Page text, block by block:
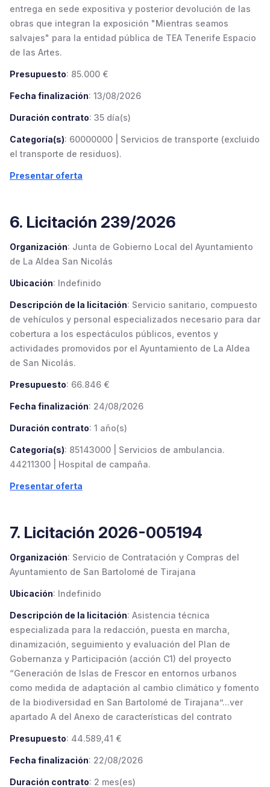
entrega en sede expositiva y posterior devolución de las
obras que integran la exposición "Mientras seamos
salvajes" para la entidad pública de TEA Tenerife Espacio
de las Artes.
Presupuesto: 85.000 €
Fecha finalización: 13/08/2026
Duración contrato: 35 día(s)
Categoría(s): 60000000 | Servicios de transporte (excluido
el transporte de residuos).
Presentar oferta
6. Licitación 239/2026
Organización: Junta de Gobierno Local del Ayuntamiento
de La Aldea San Nicolás
Ubicación: Indefinido
Descripción de la licitación: Servicio sanitario, compuesto
de vehículos y personal especializados necesario para dar
cobertura a los espectáculos públicos, eventos y
actividades promovidos por el Ayuntamiento de La Aldea
de San Nicolás.
Presupuesto: 66.846 €
Fecha finalización: 24/08/2026
Duración contrato: 1 año(s)
Categoría(s): 85143000 | Servicios de ambulancia.
44211300 | Hospital de campaña.
Presentar oferta
7. Licitación 2026-005194
Organización: Servicio de Contratación y Compras del
Ayuntamiento de San Bartolomé de Tirajana
Ubicación: Indefinido
Descripción de la licitación: Asistencia técnica
especializada para la redacción, puesta en marcha,
dinamización, seguimiento y evaluación del Plan de
Gobernanza y Participación (acción C1) del proyecto
“Generación de Islas de Frescor en entornos urbanos
como medida de adaptación al cambio climático y fomento
de la biodiversidad en San Bartolomé de Tirajana”...ver
apartado A del Anexo de características del contrato
Presupuesto: 44.589,41 €
Fecha finalización: 22/08/2026
Duración contrato: 2 mes(es)